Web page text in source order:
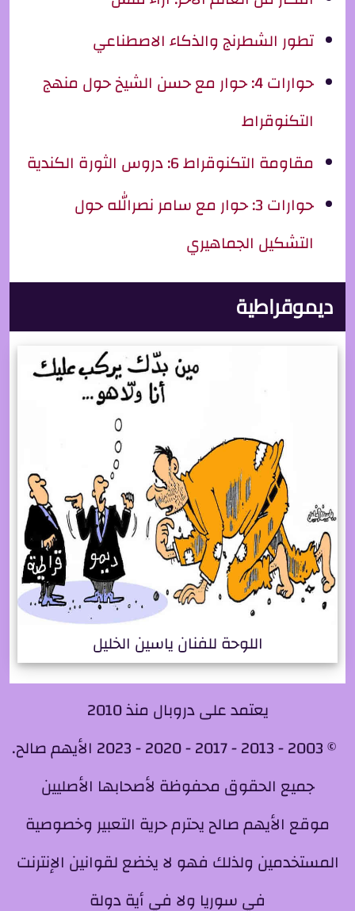
تطور الشطرنج والذكاء الاصطناعي
حوارات 4: حوار مع حسن الشيخ حول منهج
التكنوقراط
مقاومة التكنوقراط 6: دروس الثورة الكندية
حوارات 3: حوار مع سامر نصرالله حول
التشكيل الجماهيري
ديموقراطية
اللوحة للفنان ياسين الخليل
يعتمد على دروبال منذ 2010
© 2003 - 2013 - 2017 - 2020 - 2023 الأيهم صالح.
جميع الحقوق محفوظة لأصحابها الأصليين
موقع الأيهم صالح يحترم حرية التعبير وخصوصية
المستخدمين ولذلك فهو لا يخضع لقوانين الإنترنت
في سوريا ولا في أية دولة